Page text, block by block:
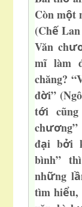
Còn một
(Chế
Văn ch
mĩ làm
chăng?
đời”
tới
chươ
đại bởi
bình”
những lầ
tìm hiểu,